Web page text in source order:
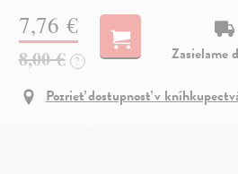
7,76 €
8,00 € ?
Zasielame
Pozrieť dostupnosť v